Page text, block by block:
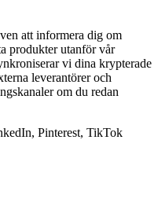
att informera dig om
produkter utanför vår
vi dina krypterade
leverantörer och
om du redan
Pinterest, TikTok